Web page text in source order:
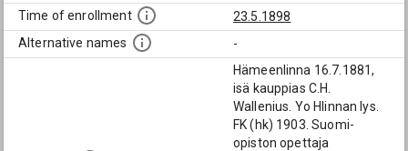
Time of enrollment
23.5.1898
Alternative names
-
Hämeenlinna 16.7.1881,
isä kauppias C.H.
Wallenius. Yo Hlinnan lys.
FK (hk) 1903. Suomi-
opiston opettaja